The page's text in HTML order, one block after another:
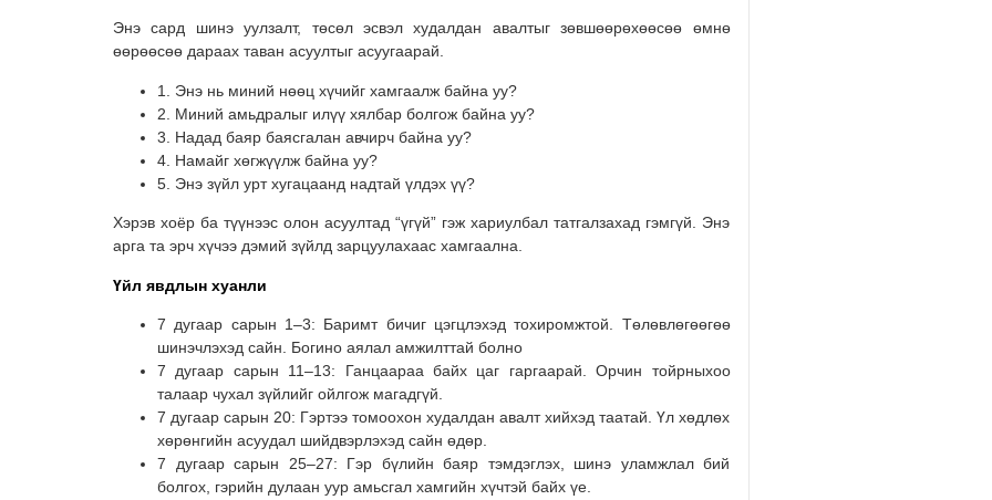
Энэ сард шинэ уулзалт, төсөл эсвэл худалдан авалтыг зөвшөөрөхөөсөө өмнө
өөрөөсөө дараах таван асуултыг асуугаарай.
1. Энэ нь миний нөөц хүчийг хамгаалж байна уу?
2. Миний амьдралыг илүү хялбар болгож байна уу?
3. Надад баяр баясгалан авчирч байна уу?
4. Намайг хөгжүүлж байна уу?
5. Энэ зүйл урт хугацаанд надтай үлдэх үү?
Хэрэв хоёр ба түүнээс олон асуултад “үгүй” гэж хариулбал татгалзахад гэмгүй. Энэ
арга та эрч хүчээ дэмий зүйлд зарцуулахаас хамгаална.
Үйл явдлын хуанли
7 дугаар сарын 1–3: Баримт бичиг цэгцлэхэд тохиромжтой. Төлөвлөгөөгөө
шинэчлэхэд сайн. Богино аялал амжилттай болно
7 дугаар сарын 11–13: Ганцаараа байх цаг гаргаарай. Орчин тойрныхоо
талаар чухал зүйлийг ойлгож магадгүй.
7 дугаар сарын 20: Гэртээ томоохон худалдан авалт хийхэд таатай. Үл хөдлөх
хөрөнгийн асуудал шийдвэрлэхэд сайн өдөр.
7 дугаар сарын 25–27: Гэр бүлийн баяр тэмдэглэх, шинэ уламжлал бий
болгох, гэрийн дулаан уур амьсгал хамгийн хүчтэй байх үе.